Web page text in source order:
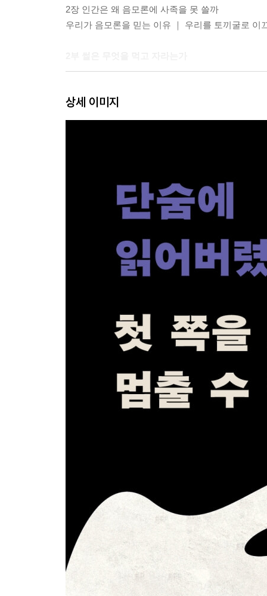
2장 인간은 왜 음모론에 사족을 못 쓸까
우리가 음모론을 믿는 이유 ｜ 우리를 토끼굴로
바이스하우프트와 위험한 사상｜ 거대 음모론의
5장 암살 음모론: 그 배후에는 누가 있나
링컨 대통령 암살 사건 ｜ 암살당하기 쉬운 직업
하늘에 뜬 이상한 것들｜ 비행접시와 비밀 군사 시
7장 팬데믹 음모론: 불신의 전염
3부 썰, 세상을 움직이기 시작하다
8장 괴담의 확산: 바이러스를 둘러싼 설들
9장 의혹의 땅: 지구가 숨겨둔 비밀들
11장 다시, 일루미나티: 누가 세상을 지배하는가
일루미나티의 귀환｜ 피라미드 위 눈 모양 심벌
12장 집단 착각의 전성기가 열리다
9·11 음모론의 시작 ｜ 여론이 갈린 국민투표 ｜
나가며: 우리 누구도 음모론에 빠지지 않는다는 보
상세 이미지